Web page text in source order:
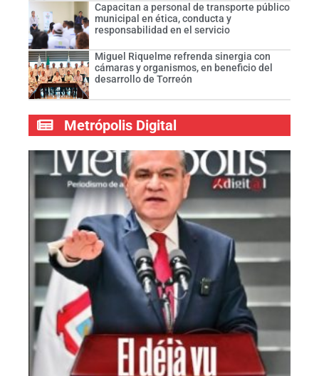
Capacitan a personal de transporte público
municipal en ética, conducta y
responsabilidad en el servicio
Miguel Riquelme refrenda sinergia con
cámaras y organismos, en beneficio del
desarrollo de Torreón
Metrópolis Digital